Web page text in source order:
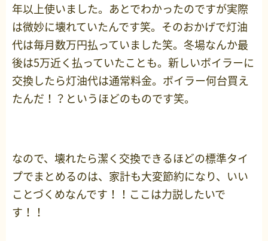
年以上使いました。あとでわかったのですが実際
は微妙に壊れていたんです笑。そのおかげで灯油
代は毎月数万円払っていました笑。冬場なんか最
後は5万近く払っていたことも。新しいボイラーに
交換したら灯油代は通常料金。ボイラー何台買え
たんだ！？というほどのものです笑。
なので、壊れたら潔く交換できるほどの標準タイ
プでまとめるのは、家計も大変節約になり、いい
ことづくめなんです！！ここは力説したいで
す！！